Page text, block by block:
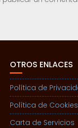
OTROS ENLACES
Política de
Política de Cookies
Carta de Servicios